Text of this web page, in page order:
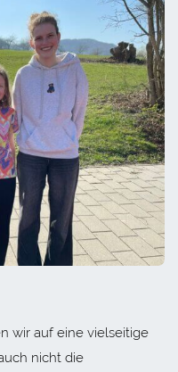
wir auf eine vielseitige
nicht die